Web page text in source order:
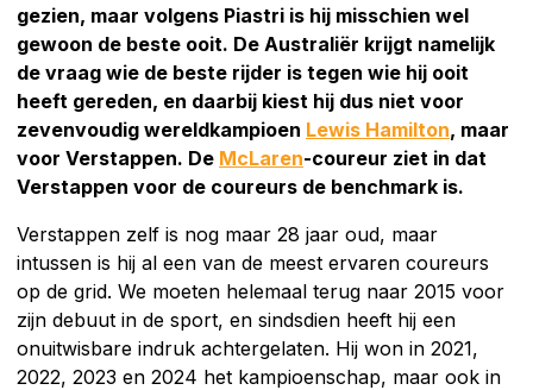
gezien, maar volgens Piastri is hij misschien wel
gewoon de beste ooit. De Australiër krijgt namelijk
de vraag wie de beste rijder is tegen wie hij ooit
heeft gereden, en daarbij kiest hij dus niet voor
zevenvoudig wereldkampioen Lewis Hamilton, maar
voor Verstappen. De McLaren-coureur ziet in dat
Verstappen voor de coureurs de benchmark is.
Verstappen zelf is nog maar 28 jaar oud, maar
intussen is hij al een van de meest ervaren coureurs
op de grid. We moeten helemaal terug naar 2015 voor
zijn debuut in de sport, en sindsdien heeft hij een
onuitwisbare indruk achtergelaten. Hij won in 2021,
2022, 2023 en 2024 het kampioenschap, maar ook in